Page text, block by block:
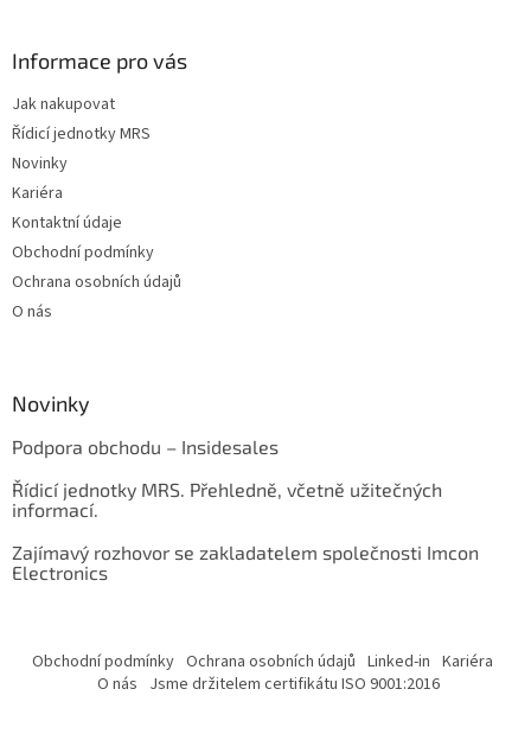
Informace pro vás
Jak nakupovat
Řídicí jednotky MRS
Novinky
Kariéra
Kontaktní údaje
Obchodní podmínky
Ochrana osobních údajů
O nás
Novinky
Podpora obchodu – Insidesales
Řídicí jednotky MRS. Přehledně, včetně užitečných
informací.
Zajímavý rozhovor se zakladatelem společnosti Imcon
Electronics
Obchodní podmínky Ochrana osobních údajů Linked-in Kariéra
O nás Jsme držitelem certifikátu ISO 9001:2016